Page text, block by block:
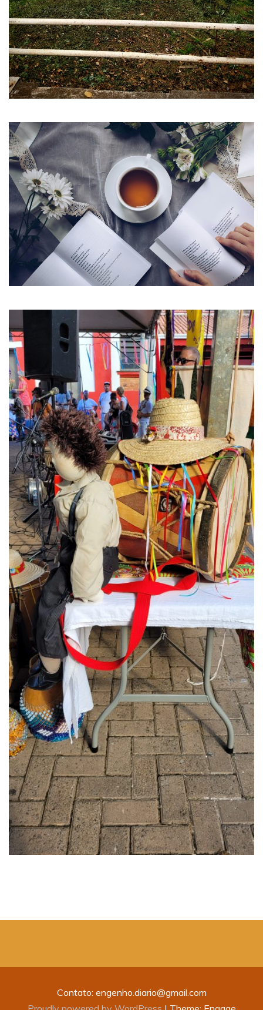
Contato: engenho.diario@gmail.com